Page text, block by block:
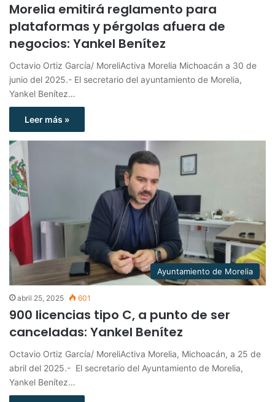
Morelia emitirá reglamento para
plataformas y pérgolas afuera de
negocios: Yankel Benítez
Octavio Ortiz García/ MoreliActiva Morelia Michoacán a 30 de
junio del 2025.- El secretario del ayuntamiento de Morelia,
Yankel Benítez…
Leer más »
Ayuntamiento de Morelia
abril 25, 2025 601
900 licencias tipo C, a punto de ser
canceladas: Yankel Benítez
Octavio Ortiz García/ MoreliActiva Morelia, Michoacán, a 25 de
abril del 2025.- El secretario del Ayuntamiento de Morelia,
Yankel Benítez…